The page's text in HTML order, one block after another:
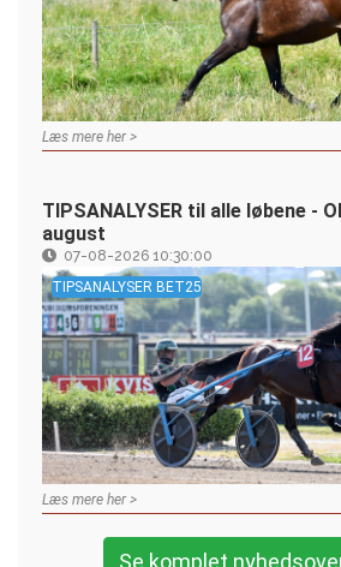
Læs mere her >
TIPSANALYSER til alle løbene -
august
07-08-2026 10:30:00
TIPSANALYSER BET25
Læs mere her >
Se komplet